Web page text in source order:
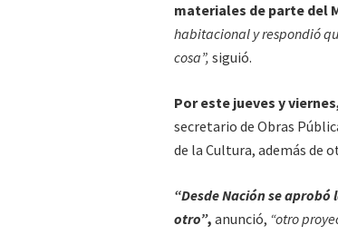
materiales de parte del
habitacional y respondió
cosa”, siguió.
Por este jueves y
secretario de Obras
de la Cultura, además de
“Desde Nación se
otro”, anunció, “otro